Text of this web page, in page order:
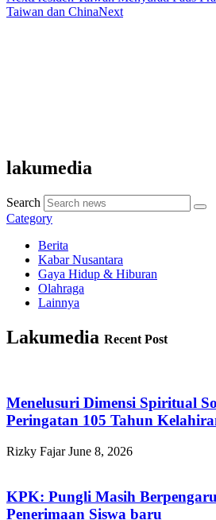
Taiwan dan ChinaNext
lakumedia
Search
Category
Berita
Kabar Nusantara
Gaya Hidup & Hiburan
Olahraga
Lainnya
Lakumedia Recent Post
Menelusuri Dimensi Spiritual
Peringatan 105 Tahun
Rizky FajarJune 8, 2026
KPK: Pungli Masih
Penerimaan Siswa baru